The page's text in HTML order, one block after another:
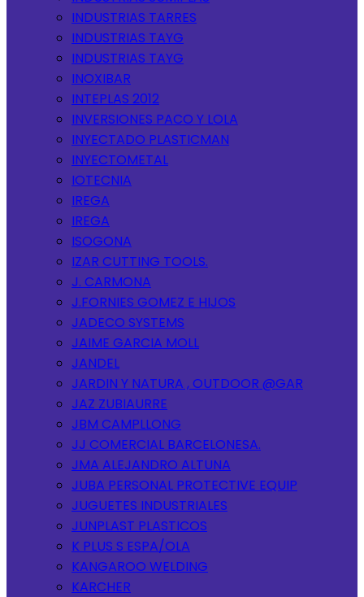
INDUSTRIAS TARRES
INDUSTRIAS TAYG
INDUSTRIAS TAYG
INOXIBAR
INTEPLAS 2012
INVERSIONES PACO Y LOLA
INYECTADO PLASTICMAN
INYECTOMETAL
IOTECNIA
IREGA
IREGA
ISOGONA
IZAR CUTTING TOOLS.
J. CARMONA
J.FORNIES GOMEZ E HIJOS
JADECO SYSTEMS
JAIME GARCIA MOLL
JANDEL
JARDIN Y NATURA , OUTDOOR @GAR
JAZ ZUBIAURRE
JBM CAMPLLONG
JJ COMERCIAL BARCELONESA.
JMA ALEJANDRO ALTUNA
JUBA PERSONAL PROTECTIVE EQUIP
JUGUETES INDUSTRIALES
JUNPLAST PLASTICOS
K PLUS S ESPA/OLA
KANGAROO WELDING
KARCHER